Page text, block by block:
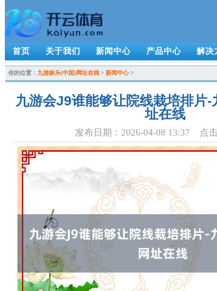
首页 关于我们 新闻中心 产品中心 解决
你的位置： 九游娱乐(中国)网址在线 > 新闻中心>
九游会J9谁能够让院线栽培排片-
址在线
发布日期：2026-04-08 13:37 点